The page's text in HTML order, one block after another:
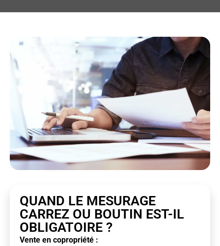
QUAND LE MESURAGE
CARREZ OU BOUTIN EST-IL
OBLIGATOIRE ?
Vente en copropriété :